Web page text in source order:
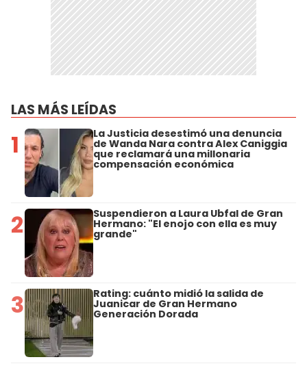
LAS MÁS LEÍDAS
1 La Justicia desestimó una denuncia
de Wanda Nara contra Alex Caniggia
que reclamará una millonaria
compensación económica
2 Suspendieron a Laura Ubfal de Gran
Hermano: "El enojo con ella es muy
grande"
3 Rating: cuánto midió la salida de
Juanicar de Gran Hermano
Generación Dorada